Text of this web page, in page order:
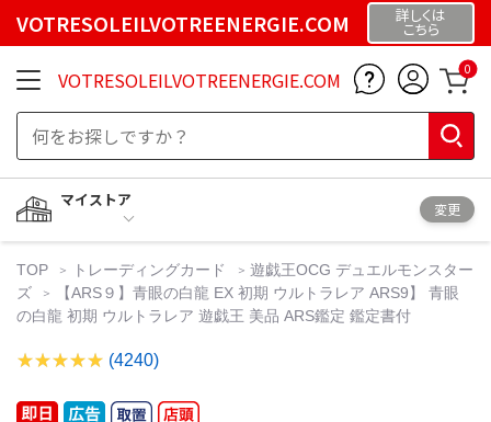
VOTRESOLEILVOTREENERGIE.COM 詳しくは
こちら
VOTRESOLEILVOTREENERGIE.COM 0
マイストア
変更
TOP トレーディングカード
遊戯王OCG デュエルモンスター
ズ
【ARS９】青眼の白龍 EX 初期 ウルトラレア ARS9】 青眼
の白龍 初期 ウルトラレア 遊戯王 美品 ARS鑑定 鑑定書付
(4240)